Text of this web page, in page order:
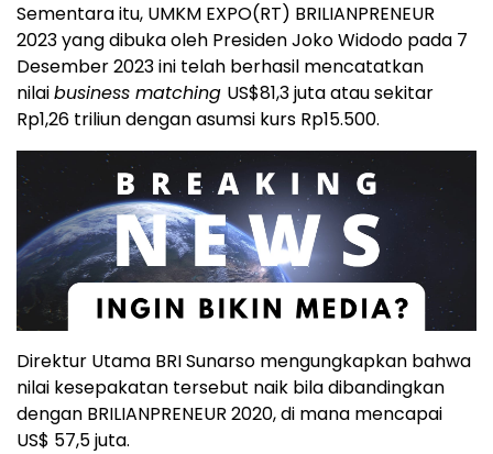
Sementara itu, UMKM EXPO(RT) BRILIANPRENEUR
2023 yang dibuka oleh Presiden Joko Widodo pada 7
Desember 2023 ini telah berhasil mencatatkan
nilaibusiness matching US$81,3 juta atau sekitar
Rp1,26 triliun dengan asumsi kurs Rp15.500.
Direktur Utama BRI Sunarso mengungkapkan bahwa
nilai kesepakatan tersebut naik bila dibandingkan
dengan BRILIANPRENEUR 2020, di mana mencapai
US$ 57,5 juta.